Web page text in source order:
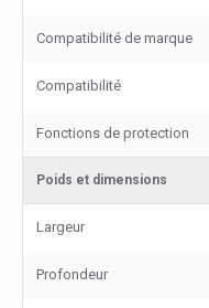
Compatibilité de marque
Compatibilité
Fonctions de protection
Poids et dimensions
Largeur
Profondeur